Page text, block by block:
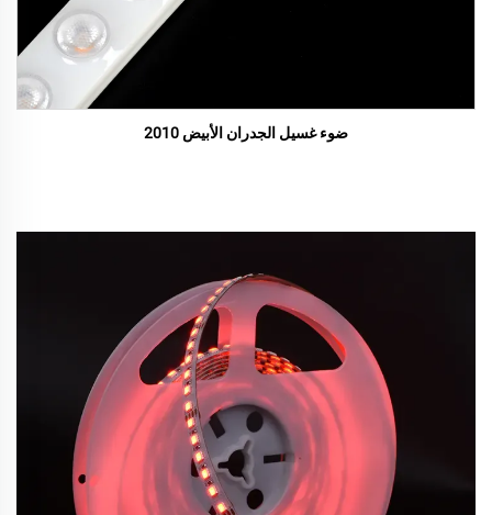
ضوء غسيل الجدران الأبيض 2010